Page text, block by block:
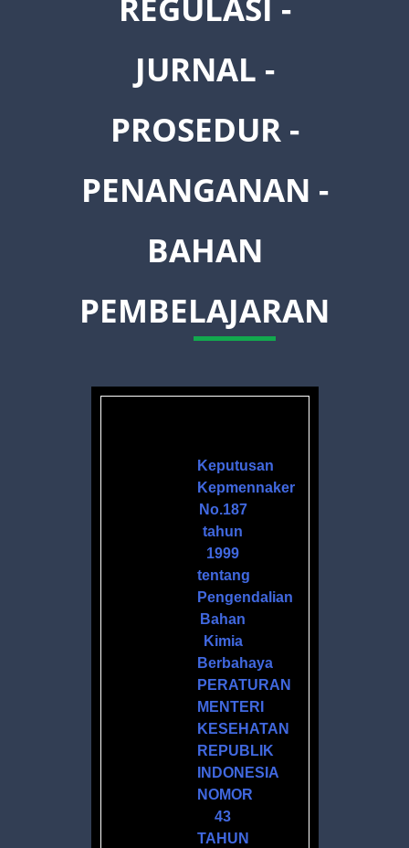
REGULASI -
JURNAL -
PROSEDUR -
PENANGANAN -
BAHAN
PEMBELAJARAN
Keputusan
Kepmennaker
No.187
tahun
1999
tentang
Pengendalian
Bahan
Kimia
Berbahaya
PERATURAN
MENTERI
KESEHATAN
REPUBLIK
INDONESIA
NOMOR
43
TAHUN